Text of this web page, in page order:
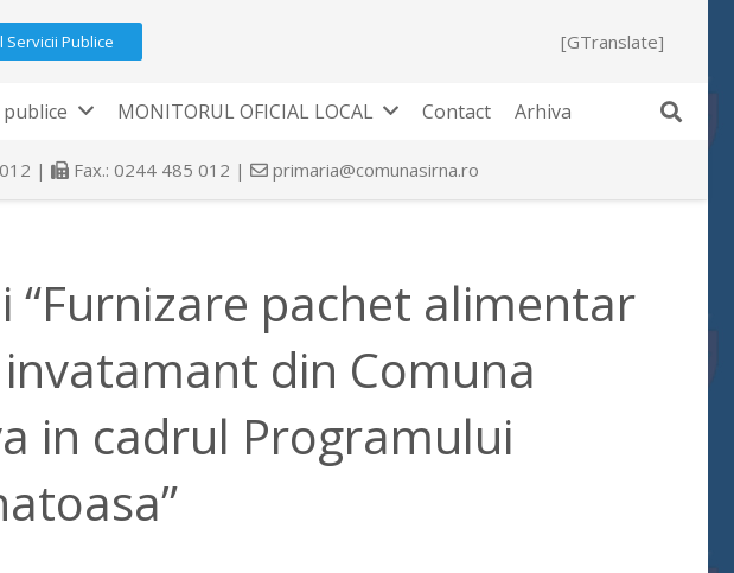
Servicii Publice [GTranslate]
MONITORUL OFICIAL LOCAL Contact Arhiva
| Fax.: 0244 485 012 | primaria@comunasirna.ro
“Furnizare pachet alimentar
din Comuna
in cadrul Programului